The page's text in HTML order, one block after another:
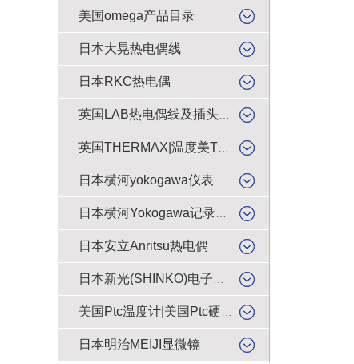
美国omega产品目录
日本大晃热电偶线
日本RKC热电偶
日本横河yokogawa仪表
日本安立Anritsu热电偶
日本明治MEIJI显微镜